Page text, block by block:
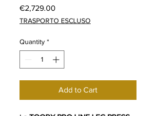
€2,729.00
TRASPORTO ESCLUSO
Quantity *
Add to Cart